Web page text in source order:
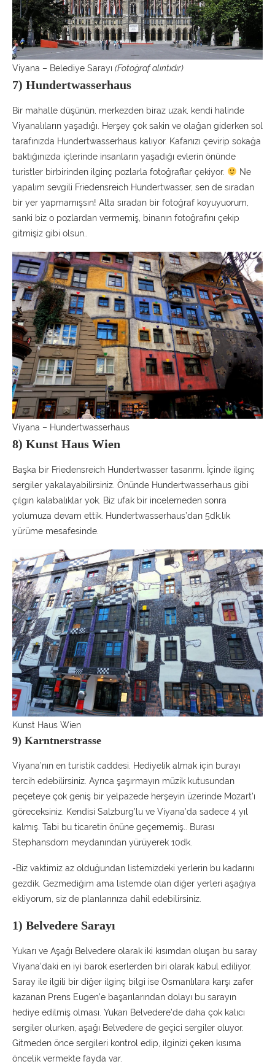
Viyana – Belediye Sarayı (Fotoğraf alıntıdır)
7) Hundertwasserhaus
Bir mahalle düşünün, merkezden biraz uzak, kendi halinde
Viyanalıların yaşadığı. Herşey çok sakin ve olağan giderken sol
tarafınızda Hundertwasserhaus kalıyor. Kafanızı çevirip sokağa
baktığınızda içlerinde insanların yaşadığı evlerin önünde
turistler birbirinden ilginç pozlarla fotoğraflar çekiyor.
Ne
yapalım sevgili Friedensreich Hundertwasser, sen de sıradan
bir yer yapmamışsın! Alta sıradan bir fotoğraf koyuyuorum,
sanki biz o pozlardan vermemiş, binanın fotoğrafını çekip
gitmişiz gibi olsun..
Viyana – Hundertwasserhaus
8) Kunst Haus Wien
Başka bir Friedensreich Hundertwasser tasarımı. İçinde ilginç
sergiler yakalayabilirsiniz. Önünde Hundertwasserhaus gibi
çılgın kalabalıklar yok. Biz ufak bir incelemeden sonra
yolumuza devam ettik. Hundertwasserhaus’dan 5dk.lık
yürüme mesafesinde.
Kunst Haus Wien
9) Karntnerstrasse
Viyana’nın en turistik caddesi. Hediyelik almak için burayı
tercih edebilirsiniz. Ayrıca şaşırmayın müzik kutusundan
peçeteye çok geniş bir yelpazede herşeyin üzerinde Mozart’ı
göreceksiniz. Kendisi Salzburg’lu ve Viyana’da sadece 4 yıl
kalmış. Tabi bu ticaretin önüne geçememiş.. Burası
Stephansdom meydanından yürüyerek 10dk.
-Biz vaktimiz az olduğundan listemizdeki yerlerin bu kadarını
gezdik. Gezmediğim ama listemde olan diğer yerleri aşağıya
ekliyorum, siz de planlarınıza dahil edebilirsiniz.
1) Belvedere Sarayı
Yukarı ve Aşağı Belvedere olarak iki kısımdan oluşan bu saray
Viyana’daki en iyi barok eserlerden biri olarak kabul ediliyor.
Saray ile ilgili bir diğer ilginç bilgi ise Osmanlılara karşı zafer
kazanan Prens Eugen’e başarılarından dolayı bu sarayın
hediye edilmiş olması. Yukarı Belvedere’de daha çok kalıcı
sergiler olurken, aşağı Belvedere de geçici sergiler oluyor.
Gitmeden önce sergileri kontrol edip, ilginizi çeken kısıma
öncelik vermekte fayda var.